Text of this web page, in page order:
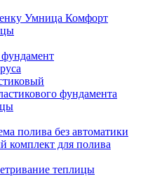
Умница Комфорт
фундамента
полива без автоматики
комплект для полива
теплицы